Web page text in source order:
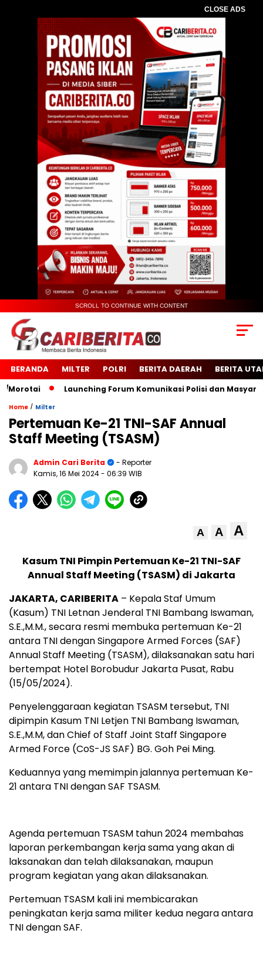
CLOSE ADS
SCROLL TO CONTINUE WITH CONTENT
BERANDA MILTER POLRI BERITA DAERAH BERITA
Launching Forum Komunikasi Polisi dan Masyarakat
Home / Milter
Pertemuan Ke-21 TNI-SAF Annual
Staff Meeting (TSASM)
Admin Cari Berita
- Reporter
Kamis, 16 Mei 2024- 06:39 WIB
A A A
Kasum TNI Pimpin Pertemuan Ke-21 TNI-SAF
Annual Staff Meeting (TSASM) di Jakarta
JAKARTA, CARIBERITA – Kepala Staf Umum
(Kasum) TNI Letnan Jenderal TNI Bambang Iswaman,
S.E.,M.M., secara resmi membuka pertemuan Ke-21
antara TNI dengan Singapore Armed Forces (SAF)
Annual Staff Meeting (TSASM), dilaksanakan satu hari
bertempat Hotel Borobudur Jakarta Pusat, Rabu
(15/05/2024).
Penyelenggaraan kegiatan TSASM tersebut, TNI
dipimpin Kasum TNI Letjen TNI Bambang Iswaman,
S.E.,M.M, dan Chief of Staff Joint Staff Singapore
Armed Force (CoS-JS SAF) BG. Goh Pei Ming.
Keduannya yang memimpin jalannya pertemuan Ke-
21 antara TNI dengan SAF TSASM.
Agenda pertemuan TSASM tahun 2024 membahas
laporan perkembangan kerja sama yang akan di
laksanakan dan telah dilaksanakan, maupun
program kegiatan yang akan dilaksanakan.
Pertemuan TSASM kali ini membicarakan
peningkatan kerja sama militer kedua negara antara
TNI dengan SAF.